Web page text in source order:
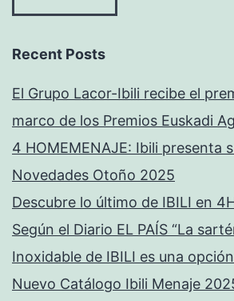
Recent Posts
El Grupo Lacor-Ibili recibe el
marco de los Premios Euskadi
4 HOMEMENAJE: Ibili presenta
Novedades Otoño 2025
Descubre lo último de IBILI en
Según el Diario EL PAÍS “La
Inoxidable de IBILI es una
Nuevo Catálogo Ibili Menaje